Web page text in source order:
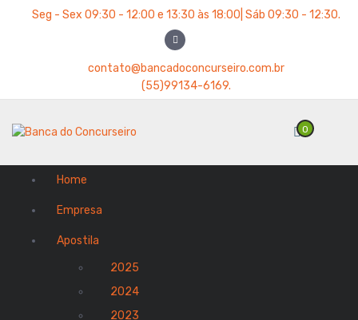
Seg - Sex 09:30 - 12:00 e 13:30 às 18:00| Sáb 09:30 - 12:30.
contato@bancadoconcurseiro.com.br
(55)99134-6169.
0
Home
Empresa
Apostila
2025
2024
2023